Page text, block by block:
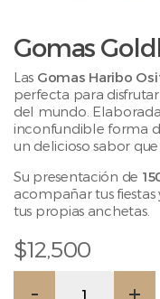
Gomas
Las Gomas Haribo
perfecta para
del mundo.
inconfundible forma
un delicioso sabor
Su presentación de
acompañar tus
tus propias anchetas.
$12,500
-
Goldbears
+